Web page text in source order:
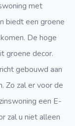
met
biedt een groene
De hoge
groene decor.
gebouwd aan
Zo zal er voor de
een E-
zal u niet alleen